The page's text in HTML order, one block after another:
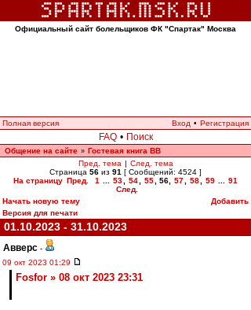
Официальный сайт болельщиков ФК "Спартак" Москва
Полная версия Вход • Регистрация
FAQ • Поиск
Общение на сайте » Гостевая книга ВВ
Пред. тема | След. тема
Страница 56 из 91 [ Сообщений: 4524 ]
На страницу Пред. 1 53 54 55 56 57 58 59
91
След.
Начать новую тему
Добавить
Версия для печати
01.10.2023 - 31.10.2023
Авверс -
09 окт 2023 01:29
Fosfor » 08 окт 2023 23:31